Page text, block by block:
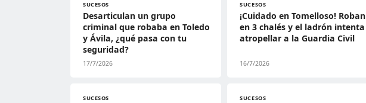
SUCESOS
Desarticulan un grupo
criminal que robaba en Toledo
y Ávila, ¿qué pasa con tu
seguridad?
17/7/2026
SUCESOS
¡Cuidado en Tomelloso! Roban
en 3 chalés y el ladrón intenta
atropellar a la Guardia Civil
16/7/2026
SUCESOS SUCESOS